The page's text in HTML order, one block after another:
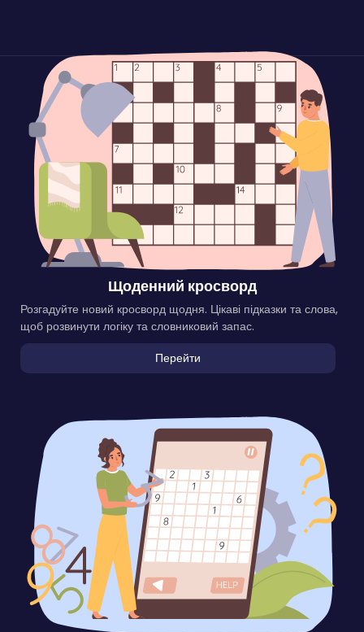
Щоденний кросворд
Розгадуйте новий кросворд щодня. Цікаві підказки та слова,
щоб розвинути логіку та словниковий запас.
Перейти